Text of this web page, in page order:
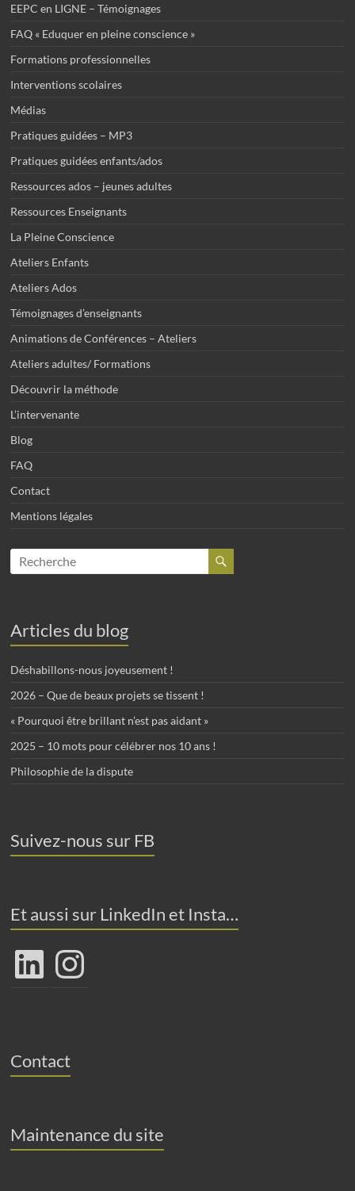
EEPC en LIGNE – Témoignages
FAQ « Eduquer en pleine conscience »
Formations professionnelles
Interventions scolaires
Médias
Pratiques guidées – MP3
Pratiques guidées enfants/ados
Ressources ados – jeunes adultes
Ressources Enseignants
La Pleine Conscience
Ateliers Enfants
Ateliers Ados
Témoignages d’enseignants
Animations de Conférences – Ateliers
Ateliers adultes/ Formations
Découvrir la méthode
L’intervenante
Blog
FAQ
Contact
Mentions légales
Articles du blog
Déshabillons-nous joyeusement !
2026 – Que de beaux projets se tissent !
« Pourquoi être brillant n’est pas aidant »
2025 – 10 mots pour célébrer nos 10 ans !
Philosophie de la dispute
Suivez-nous sur FB
Et aussi sur LinkedIn et Insta…
LinkedIn Instagram
Contact
Maintenance du site